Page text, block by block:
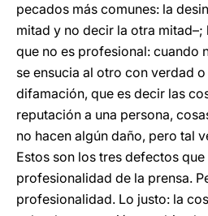
pecados más comunes: la
mitad y no decir la otra mitad–;
que no es profesional: cuando
se ensucia al otro con verdad
difamación, que es decir las
reputación a una persona,
no hacen algún daño, pero tal
Estos son los tres defectos
profesionalidad de la prensa.
profesionalidad. Lo justo: la